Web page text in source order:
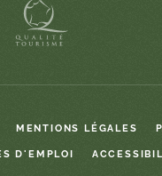
MENTIONS LÉGALES
D'EMPLOI